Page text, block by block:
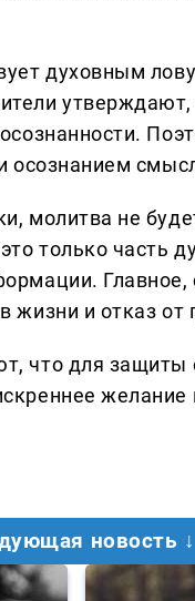
духовным
утверждают,
осознанием
молитва не
только часть
жизни и отказ от
что для защиты
новость ↓